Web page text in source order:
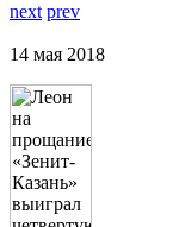
next prev
14 мая 2018